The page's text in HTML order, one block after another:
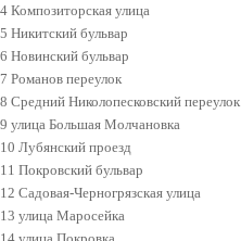
4 Композиторская улица
5 Никитский бульвар
6 Новинский бульвар
7 Романов переулок
8 Средний Николопесковский переулок
9 улица Большая Молчановка
10 Лубянский проезд
11 Покровский бульвар
12 Садовая-Черногрязская улица
13 улица Маросейка